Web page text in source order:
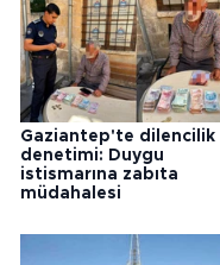
Gaziantep'te dilencilik
denetimi: Duygu
istismarına zabıta
müdahalesi